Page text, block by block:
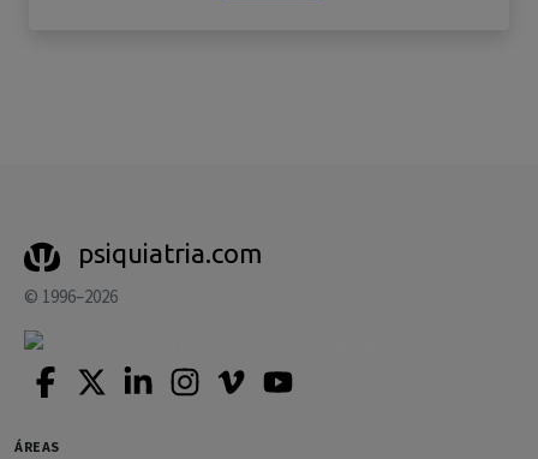
psiquiatria.com
© 1996–2026
ÁREAS